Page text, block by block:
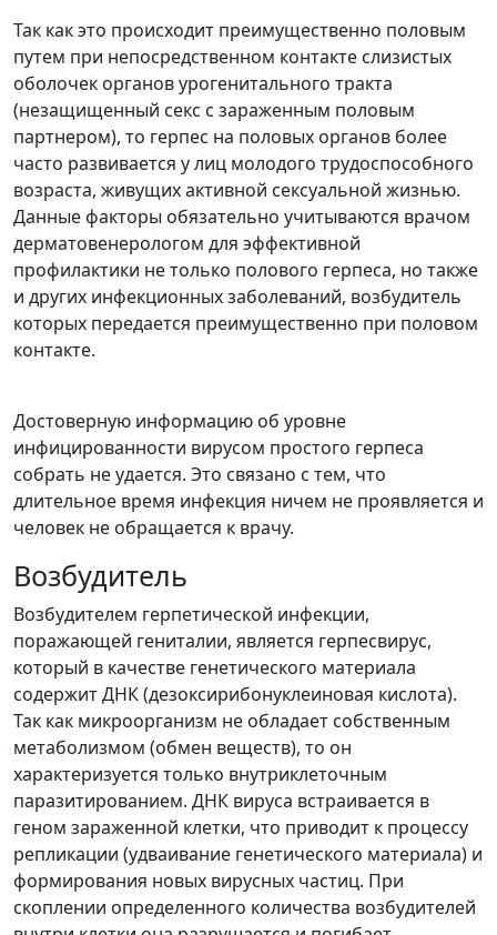
Так как это происходит преимущественно половым
путем при непосредственном контакте слизистых
оболочек органов урогенитального тракта
(незащищенный секс с зараженным половым
партнером), то герпес на половых органов более
часто развивается у лиц молодого трудоспособного
возраста, живущих активной сексуальной жизнью.
Данные факторы обязательно учитываются врачом
дерматовенерологом для эффективной
профилактики не только полового герпеса, но также
и других инфекционных заболеваний, возбудитель
которых передается преимущественно при половом
контакте.
Достоверную информацию об уровне
инфицированности вирусом простого герпеса
собрать не удается. Это связано с тем, что
длительное время инфекция ничем не проявляется и
человек не обращается к врачу.
Возбудитель
Возбудителем герпетической инфекции,
поражающей гениталии, является герпесвирус,
который в качестве генетического материала
содержит ДНК (дезоксирибонуклеиновая кислота).
Так как микроорганизм не обладает собственным
метаболизмом (обмен веществ), то он
характеризуется только внутриклеточным
паразитированием. ДНК вируса встраивается в
геном зараженной клетки, что приводит к процессу
репликации (удваивание генетического материала) и
формирования новых вирусных частиц. При
скоплении определенного количества возбудителей